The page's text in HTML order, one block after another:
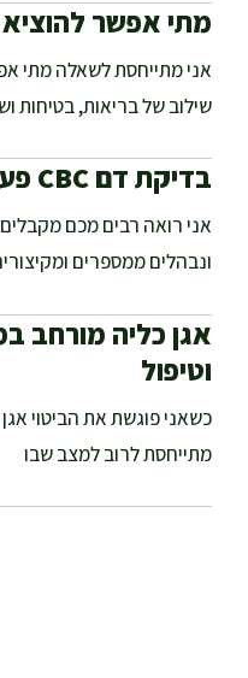
מתי אפשר
אני מתייחסת לשאלה מתי
שילוב של בריאות, בטיחות
בדיקת דם CBC פענוח תוצאות
ונבהלים ממספרים
אגן כליה מורחב
וטיפול
כשאני פוגשת את הביטוי
מתייחסת לרוב למצב שבו